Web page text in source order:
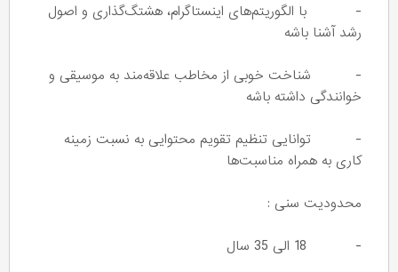
- با الگوریتم‌های اینستاگرام، هشتگ‌گذاری و اصول
رشد آشنا باشه
- شناخت خوبی از مخاطب علاقه‌مند به موسیقی و
خوانندگی داشته باشه
- توانایی تنظیم تقویم محتوایی به نسبت زمینه
کاری به همراه مناسبت‌ها
محدودیت سنی :
- 18 الی 35 سال